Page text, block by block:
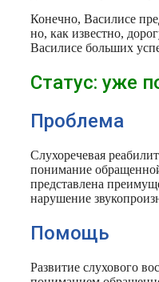
Конечно, Василисе
но, как известно,
Василисе больших
Статус: уже
Проблема
Слухоречевая
понимание
представлена
нарушение
Помощь
Развитие слухового